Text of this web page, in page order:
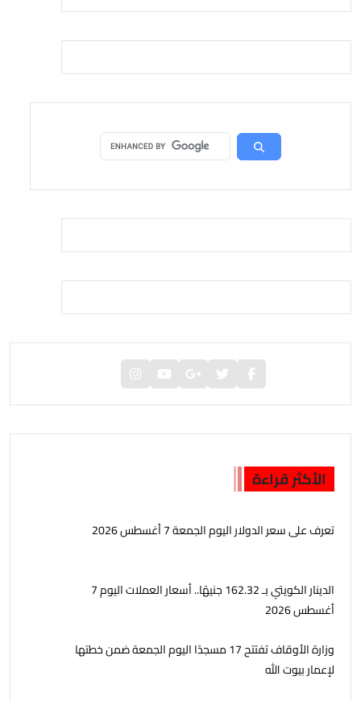
الأكثر قراءة
تعرف على سعر الدولار اليوم الجمعة 7 أغسطس 2026
الدينار الكويتي بـ 162.32 جنيهًا.. أسعار العملات اليوم 7
أغسطس 2026
وزارة الأوقاف تفتتح 17 مسجدًا اليوم الجمعة ضمن خطتها
لإعمار بيوت الله